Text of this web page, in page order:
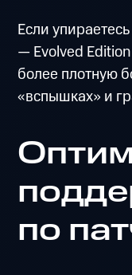
Если
— Evolved
более плотную
«вспышках» и
по